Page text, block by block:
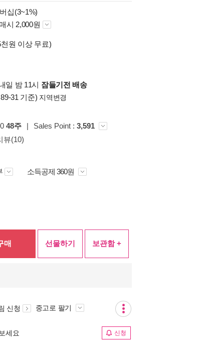
십(3~1%)
시 2,000원
원 이상 무료)
일 밤 11시 잠들기전 배송
31 기준) 지역변경
48주 | Sales Point : 3,591
뷰(10)
소득공제 360원
매 선물하기 보관함 +
신청 중고로 팔기
세요 신청